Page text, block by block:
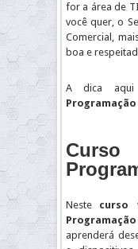
for a área de
você quer, o
Comercial,
boa e
A dica
Neste curso
aprenderá